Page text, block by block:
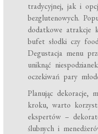
tradycyjnej, jak i
bezglutenowych.
dodatkowe atrakcje
bufet słodki czy
Degustacja menu
uniknąć
oczekiwań pary
Planując dekoracje,
kroku, warto
ekspertów –
ślubnych i